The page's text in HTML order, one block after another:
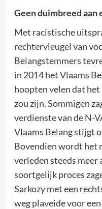
Geen duimbreed
Met racistische
rechtervleugel van
Belangstemmers
in 2014 het Vlaams
hoopten velen dat
zou zijn. Sommigen
verdienste van de N-
Vlaams Belang stijgt
Bovendien wordt het
verleden steeds meer
soortgelijk proces
Sarkozy met een
weg plaveide voor